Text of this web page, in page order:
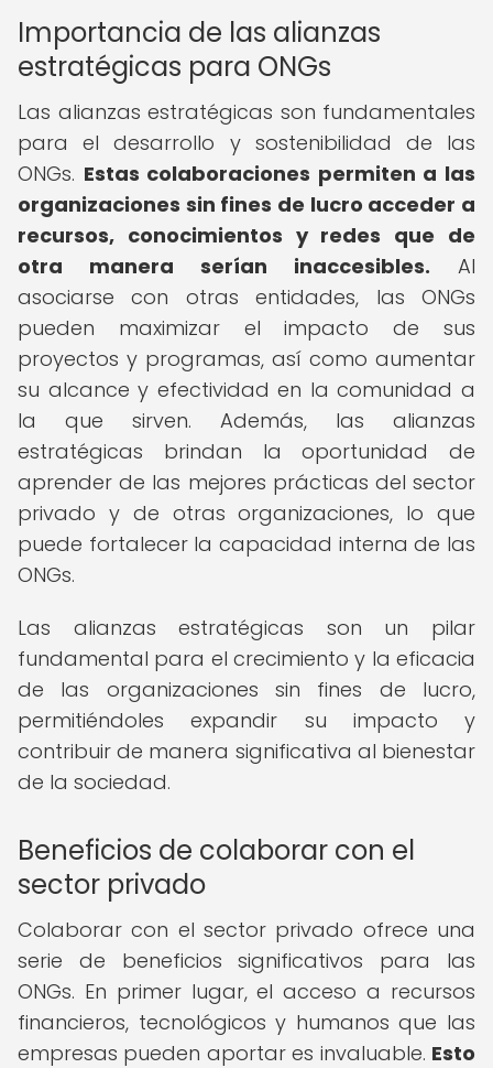
Importancia de las alianzas
estratégicas para ONGs
Las alianzas estratégicas son fundamentales
para el desarrollo y sostenibilidad de las
ONGs. Estas colaboraciones permiten a las
organizaciones sin fines de lucro acceder a
recursos, conocimientos y redes que de
otra manera serían inaccesibles. Al
asociarse con otras entidades, las ONGs
pueden maximizar el impacto de sus
proyectos y programas, así como aumentar
su alcance y efectividad en la comunidad a
la que sirven. Además, las alianzas
estratégicas brindan la oportunidad de
aprender de las mejores prácticas del sector
privado y de otras organizaciones, lo que
puede fortalecer la capacidad interna de las
ONGs.
Las alianzas estratégicas son un pilar
fundamental para el crecimiento y la eficacia
de las organizaciones sin fines de lucro,
permitiéndoles expandir su impacto y
contribuir de manera significativa al bienestar
de la sociedad.
Beneficios de colaborar con el
sector privado
Colaborar con el sector privado ofrece una
serie de beneficios significativos para las
ONGs. En primer lugar, el acceso a recursos
financieros, tecnológicos y humanos que las
empresas pueden aportar es invaluable. Esto